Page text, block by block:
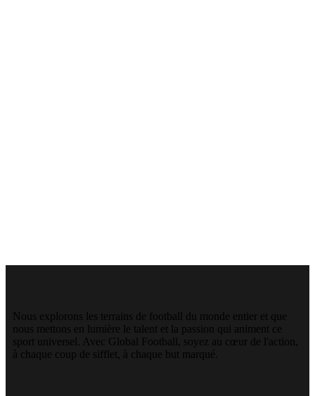
Nous explorons les terrains de football du monde entier et que
nous mettons en lumière le talent et la passion qui animent ce
sport universel. Avec Global Football, soyez au cœur de l'action,
à chaque coup de sifflet, à chaque but marqué.